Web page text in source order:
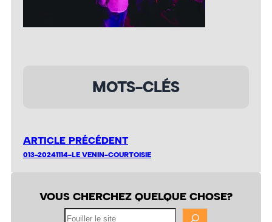
MOTS-CLÉS
ARTICLE PRÉCÉDENT
013-20241114-LE VENIN-COURTOISIE
VOUS CHERCHEZ QUELQUE CHOSE?